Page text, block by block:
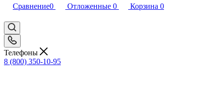
Сравнение0 Отложенные 0 Корзина 0
Телефоны
8 (800) 350-10-95